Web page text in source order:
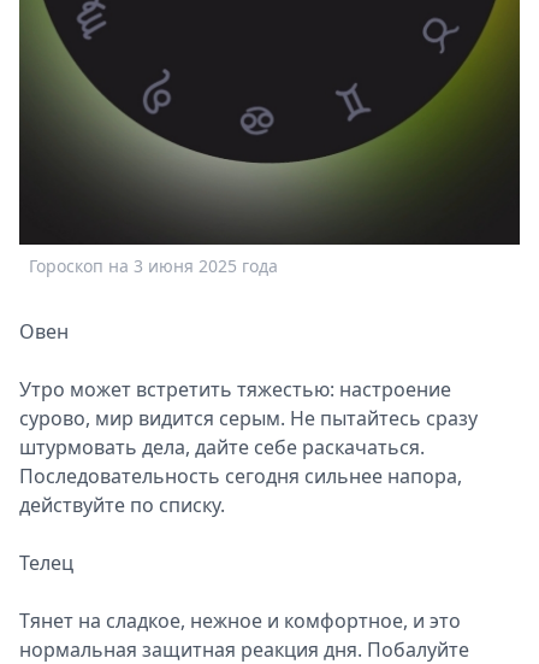
Гороскоп на 3 июня 2025 года
Овен
Утро может встретить тяжестью: настроение
сурово, мир видится серым. Не пытайтесь сразу
штурмовать дела, дайте себе раскачаться.
Последовательность сегодня сильнее напора,
действуйте по списку.
Телец
Тянет на сладкое, нежное и комфортное, и это
нормальная защитная реакция дня. Побалуйте